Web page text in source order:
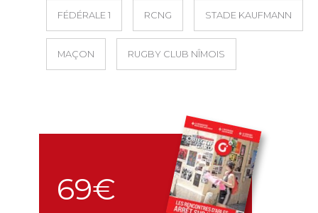
FÉDÉRALE 1 RCNG STADE KAUFMANN
MAÇON RUGBY CLUB NÎMOIS
69€